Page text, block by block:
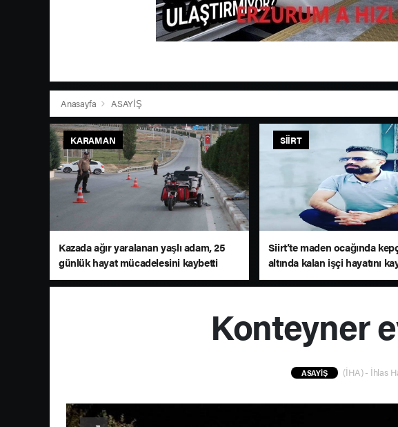
Anasayfa ASAYİŞ
KARAMAN
Kazada ağır yaralanan yaşlı adam, 25
günlük hayat mücadelesini kaybetti
SIIRT
Siirt’te maden ocağında
altında kalan işçi hayatını
Konteyner
ASAYİŞ (İHA) - İhlas